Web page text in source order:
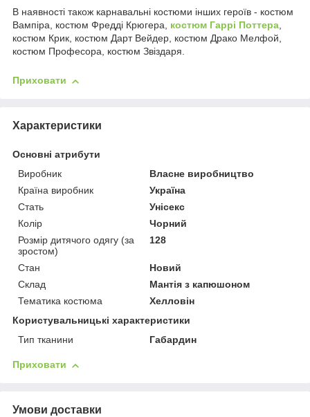
В наявності також карнавальні костюми інших героїв - костюм
Вампіра, костюм Фредді Крюгера, костюм Гаррі Поттера,
костюм Крик, костюм Дарт Вейдер, костюм Драко Мелфой,
костюм Професора, костюм Звіздаря.
Приховати
Характеристики
Основні атрибути
Виробник
Власне виробництво
Країна виробник
Україна
Стать
Унісекс
Колір
Чорний
Розмір дитячого одягу (за
зростом)
128
Стан
Новий
Склад
Мантія з капюшоном
Тематика костюма
Хелловін
Користувальницькі характеристики
Тип тканини
Габардин
Приховати
Умови доставки